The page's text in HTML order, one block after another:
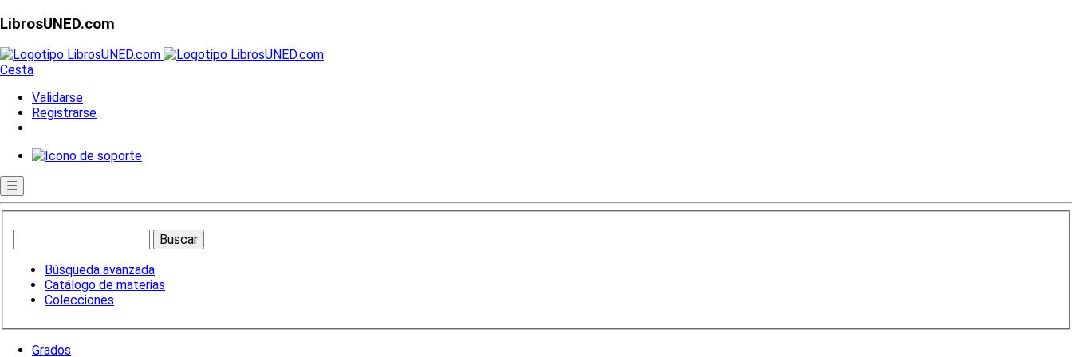
LibrosUNED.com
Cesta
Validarse
Registrarse
☰
Búsqueda avanzada
Catálogo de materias
Colecciones
Grados